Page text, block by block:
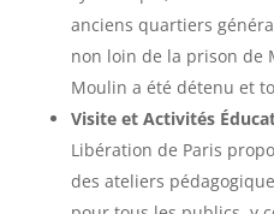
anciens quartiers
non loin de la prison de
Moulin a été détenu et
Visite et Activités
Libération de Paris
des ateliers